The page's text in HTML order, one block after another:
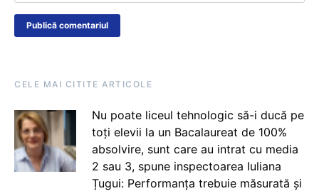
CELE MAI CITITE ARTICOLE
Nu poate liceul tehnologic să-i ducă pe
toți elevii la un Bacalaureat de 100%
absolvire, sunt care au intrat cu media
2 sau 3, spune inspectoarea Iuliana
Țugui: Performanța trebuie măsurată și